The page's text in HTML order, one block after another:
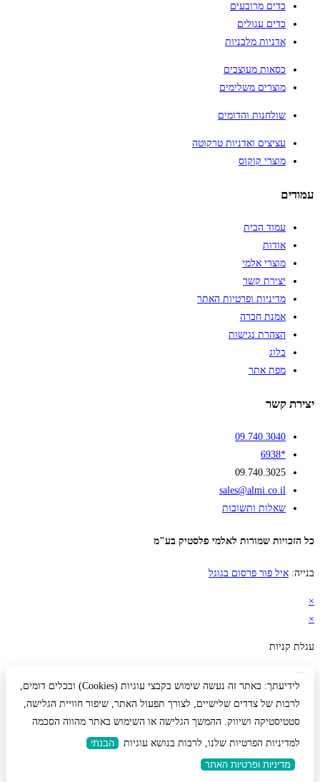
כדים מרובעים
כדים עגולים
אדניות מלבניות
כסאות מעוצבים
מוצרים משלימים
שולחנות והדומים
עציצים ואדניות טרקוטה
מוצרי קוקוס
עמודים
עמוד הבית
אודות
מוצרי אלמי
יצירת קשר
מדיניות ופרטיות האתר
אמנת חברה
הצהרת נגישות
בלוג
מפת אתר
יצירת קשר
09.740.3040
*6938
09.740.3025
sales@almi.co.il
שאלות ותשובות
כל הזכויות שמורות לאלמי פלסטיק בע"מ
בנייה: איל פור פרסום בגוגל
×
×
עגלת קניות
לידיעתך: באתר זה נעשה שימוש בקבצי עוגיות (Cookies) ובכלים דומים,
לרבות של צדדים שלישיים, לצורך תפעול האתר, שיפור חוויית הגלישה,
סטטיסטיקה ושיווק. ההמשך הגלישה או השימוש באתר מהווה הסכמה
למדיניות הפרטיות שלנו, לרבות בנושא עוגיות
הבנתי
מדיניות ופרטיות האתר